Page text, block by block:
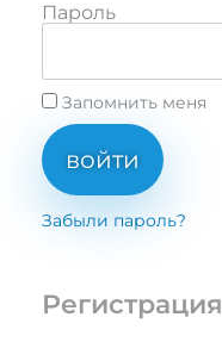
Пароль
Запомнить меня
войти
Забыли пароль?
Регистрация